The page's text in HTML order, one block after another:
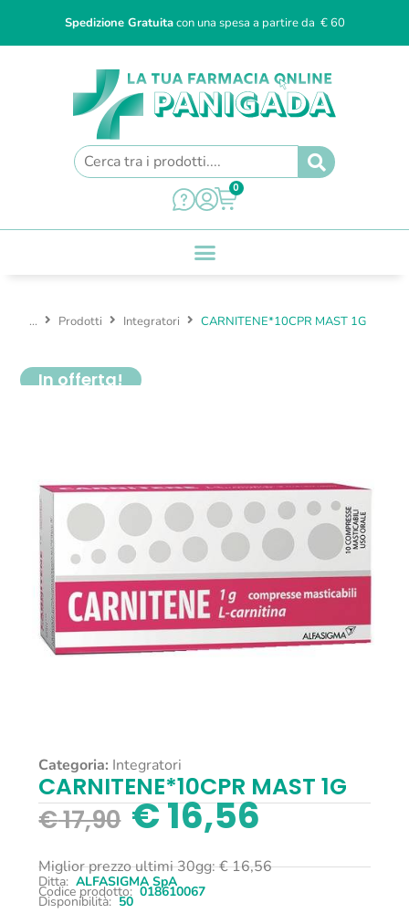
Spedizione Gratuitacon una spesa a partire da € 60
0
... Prodotti Integratori CARNITENE*10CPR MAST 1G
In offerta!
Categoria: Integratori
CARNITENE*10CPR MAST 1G
€17,90 €16,56
Miglior prezzo ultimi 30gg:€16,56
Ditta: ALFASIGMA SpA
Codice prodotto: 018610067
Disponibilità: 50